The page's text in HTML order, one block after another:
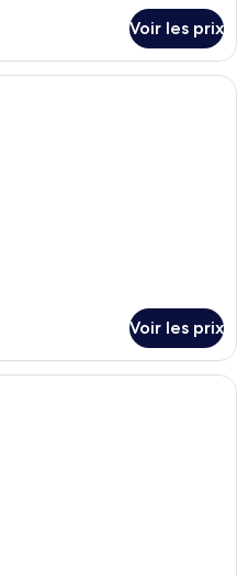
Voir les prix
Une yourte comprenant un lit, deux
Voir les prix
Une cabane moderne dotée d’une